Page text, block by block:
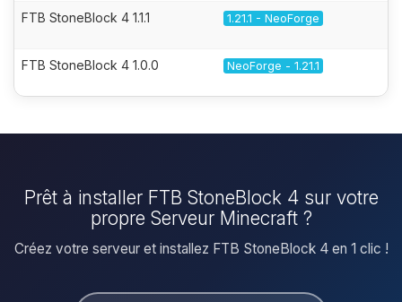
FTB StoneBlock 4 1.1.1 1.21.1 - NeoForge
FTB StoneBlock 4 1.0.0 NeoForge - 1.21.1
Prêt à installer FTB StoneBlock 4 sur votre
propre Serveur Minecraft ?
Créez votre serveur et installez FTB StoneBlock 4 en 1 clic !